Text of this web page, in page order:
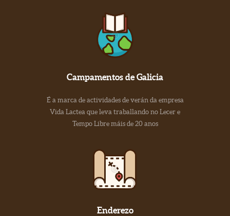
Campamentos de Galicia
É a marca de actividades de verán da empresa
Vida Lactea que leva traballando no Lecer e
Tempo Libre máis de 20 anos
Enderezo